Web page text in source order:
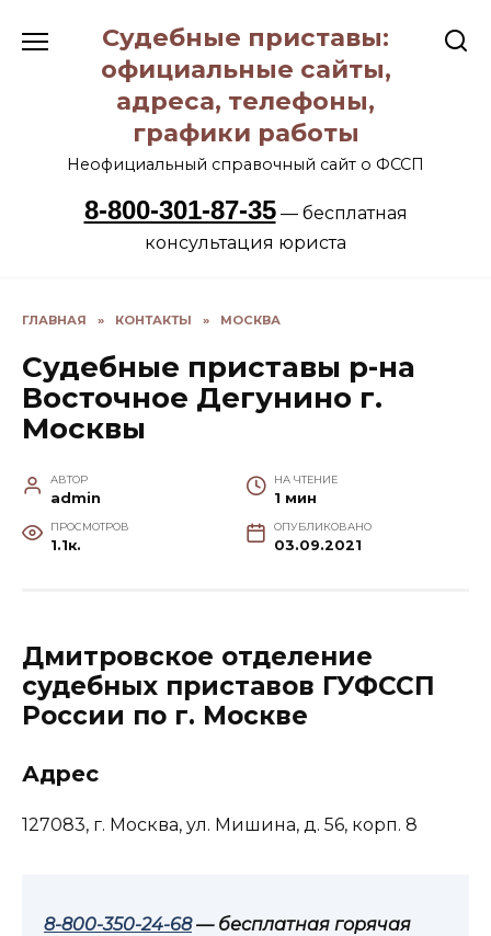
содержанию
Судебные приставы:
официальные сайты,
адреса, телефоны,
графики работы
Неофициальный справочный сайт о ФССП
8-800-301-87-35— бесплатная
консультация юриста
ГЛАВНАЯ » КОНТАКТЫ » МОСКВА
Судебные приставы р-на
Восточное Дегунино г.
Москвы
АВТОР
admin
НА ЧТЕНИЕ
1 мин
ПРОСМОТРОВ
1.1к.
ОПУБЛИКОВАНО
03.09.2021
Дмитровское отделение
судебных приставов ГУФССП
России по г. Москве
Адрес
127083, г. Москва, ул. Мишина, д. 56, корп. 8
8-800-350-24-68— бесплатная горячая